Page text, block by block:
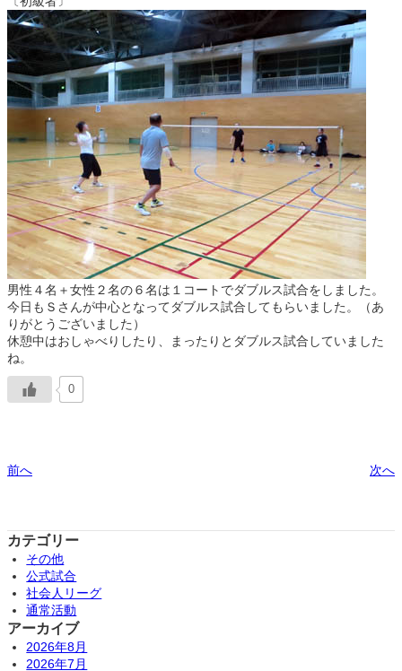
男性４名＋女性２名の６名は１コートでダブルス試合をしました。
今日もＳさんが中心となってダブルス試合してもらいました。（あ
りがとうございました）
休憩中はおしゃべりしたり、まったりとダブルス試合していました
ね。
0
前へ 次へ
カテゴリー
その他
公式試合
社会人リーグ
通常活動
アーカイブ
2026年8月
2026年7月